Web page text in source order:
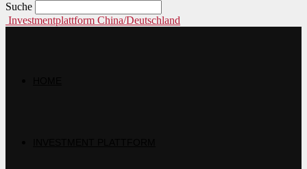
Suche
Investmentplattform China/Deutschland